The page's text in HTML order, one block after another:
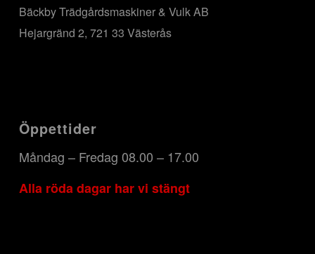
Bäckby Trädgårdsmaskiner & Vulk AB
Hejargränd 2, 721 33 Västerås
Öppettider
Måndag – Fredag 08.00 – 17.00
Alla röda dagar har vi stängt